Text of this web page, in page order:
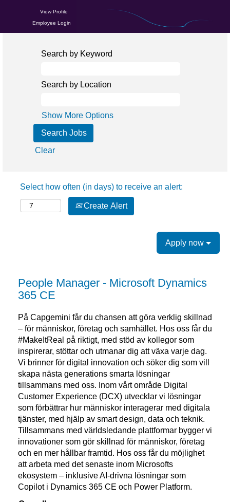
View Profile
Employee Login
Search by Keyword
Search by Location
Show More Options
Clear
Select how often (in days) to receive an alert:
Create Alert
Apply now
People Manager - Microsoft Dynamics
365 CE
På Capgemini får du chansen att göra verklig skillnad
– för människor, företag och samhället. Hos oss får du
#MakeItReal på riktigt, med stöd av kollegor som
inspirerar, stöttar och utmanar dig att växa varje dag.
Vi brinner för digital innovation och söker dig som vill
skapa nästa generations smarta lösningar
tillsammans med oss. Inom vårt område Digital
Customer Experience (DCX) utvecklar vi lösningar
som förbättrar hur människor interagerar med digitala
tjänster, med hjälp av smart design, data och teknik.
Tillsammans med världsledande plattformar bygger vi
innovationer som gör skillnad för människor, företag
och en mer hållbar framtid. Hos oss får du möjlighet
att arbeta med det senaste inom Microsofts
ekosystem – inklusive AI-drivna lösningar som
Copilot i Dynamics 365 CE och Power Platform.